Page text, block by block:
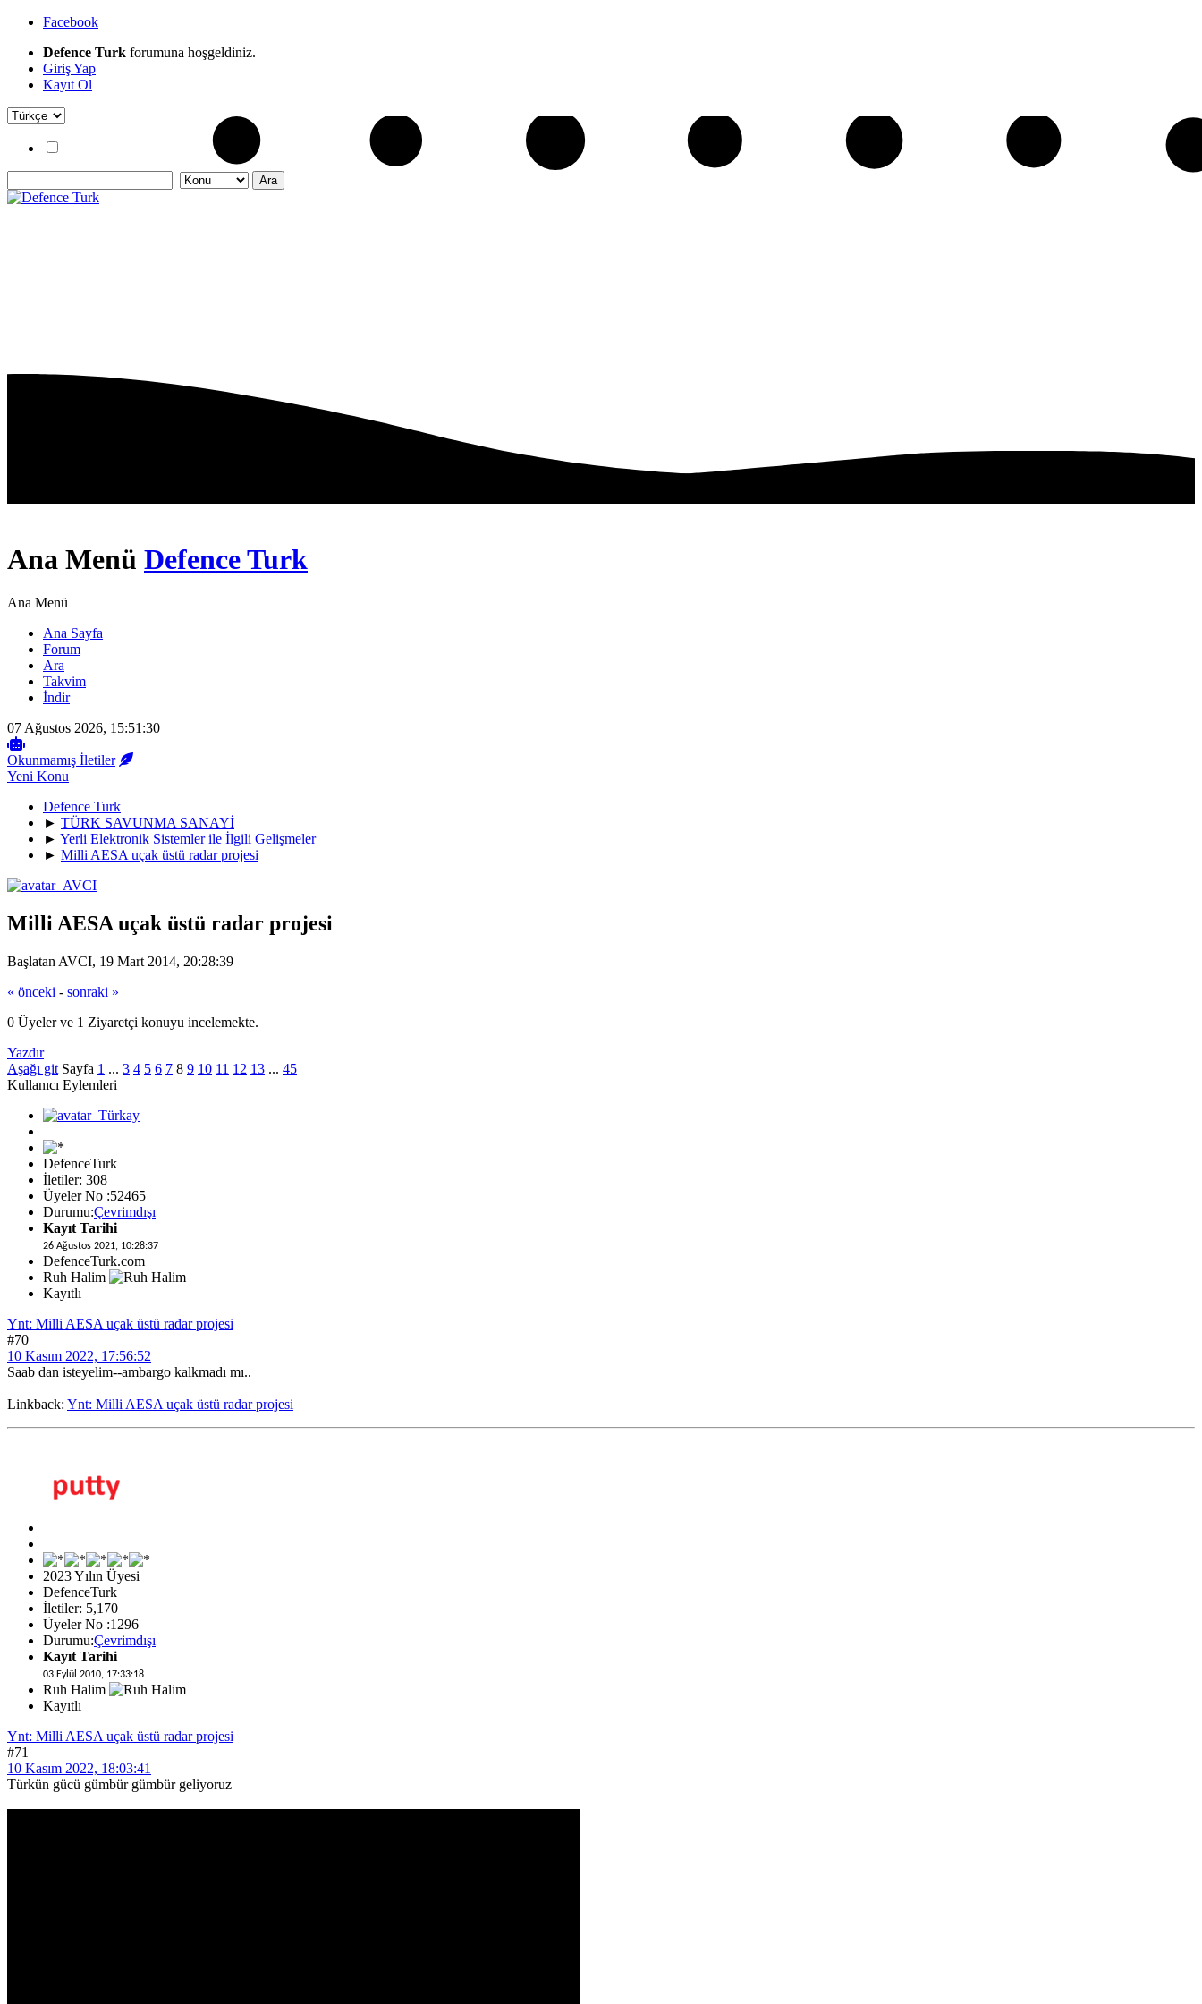
Facebook
Defence Turk forumuna hoşgeldiniz.
Giriş Yap
Kayıt Ol
Ana Menü Defence Turk
Ana Menü
Ana Sayfa
Forum
Ara
Takvim
İndir
07 Ağustos 2026, 15:51:30
Okunmamış İletiler
Yeni Konu
Defence Turk
► TÜRK SAVUNMA SANAYİ
► Yerli Elektronik Sistemler ile İlgili Gelişmeler
► Milli AESA uçak üstü radar projesi
Milli AESA uçak üstü radar projesi
Başlatan AVCI, 19 Mart 2014, 20:28:39
« önceki - sonraki »
0 Üyeler ve 1 Ziyaretçi konuyu incelemekte.
Yazdır
Aşağı git Sayfa 1 ... 3 4 5 6 7 8 9 10 11 12 13 ... 45
Kullanıcı Eylemleri
DefenceTurk
İletiler: 308
Üyeler No :52465
Durumu:Çevrimdışı
Kayıt Tarihi
26 Ağustos 2021, 10:28:37
DefenceTurk.com
Ruh Halim
Kayıtlı
Ynt: Milli AESA uçak üstü radar projesi
#70
10 Kasım 2022, 17:56:52
Saab dan isteyelim--ambargo kalkmadı mı..
Linkback: Ynt: Milli AESA uçak üstü radar projesi
2023 Yılın Üyesi
DefenceTurk
İletiler: 5,170
Üyeler No :1296
Durumu:Çevrimdışı
Kayıt Tarihi
03 Eylül 2010, 17:33:18
Ruh Halim
Kayıtlı
Ynt: Milli AESA uçak üstü radar projesi
#71
10 Kasım 2022, 18:03:41
Türkün gücü gümbür gümbür geliyoruz